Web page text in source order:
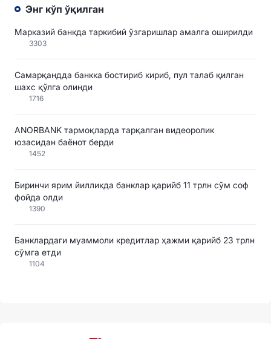
Энг кўп ўқилган
Марказий банкда таркибий ўзгаришлар амалга оширилди
3303
Самарқандда банкка бостириб кириб, пул талаб қилган
шахс қўлга олинди
1716
ANORBANK тармоқларда тарқалган видеоролик
юзасидан баёнот берди
1452
Биринчи ярим йилликда банклар қарийб 11 трлн сўм соф
фойда олди
1390
Банклардаги муаммоли кредитлар ҳажми қарийб 23 трлн
сўмга етди
1104